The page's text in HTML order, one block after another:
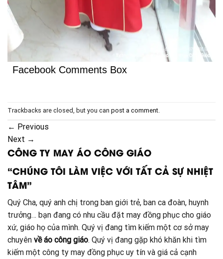
Facebook Comments Box
Trackbacks are closed, but you can post a comment
← Previous
Next →
CÔNG TY MAY ÁO CÔNG GIÁO
“CHÚNG TÔI LÀM VIỆC VỚI TẤT CẢ SỰ NHIỆT
TÂM”
Quý Cha, quý anh chị trong ban giới trẻ, ban ca đoàn, huynh
trưởng… bạn đang có nhu cầu đặt may đồng phục cho giáo
xứ, giáo họ của mình. Quý vị đang tìm kiếm một cơ sở may
chuyên về áo công giáo. Quý vị đang gặp khó khăn khi tìm
kiếm một công ty may đồng phục uy tín và giá cả cạnh